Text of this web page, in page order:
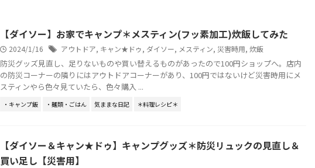
【ダイソー】お家でキャンプ＊メスティン(フッ素加工)炊飯してみた
2024/1/16 アウトドア, キャン★ドゥ, ダイソー, メスティン, 災害時用, 炊飯
防災グッズ見直し、足りないものや買い替えるものがあったので100円ショップへ。店内
の防災コーナーの隣りにはアウトドアコーナーがあり、100円ではないけど災害時用にメ
スティンやら色々見ていたら、色々購入 ...
・キャンプ飯 ・麺類・ごはん 気ままな日記 ＊料理レシピ＊
【ダイソー＆キャン★ドゥ】キャンプグッズ＊防災リュックの見直し＆
買い足し【災害用】